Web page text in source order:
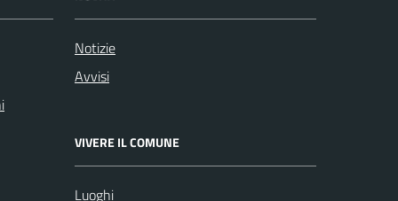
Notizie
Avvisi
VIVERE IL COMUNE
Luoghi